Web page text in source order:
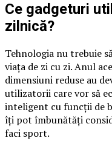
​Ce gadgeturi
zilnică?
Tehnologia nu trebuie
viața de zi cu zi. Anul
dimensiuni reduse au
utilizatorii care vor să
inteligent cu funcții de
îți pot îmbunătăți
faci sport.